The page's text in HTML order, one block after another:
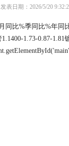
发表日期：2026/5/20
比%季同比%年同
1.73-0.87-1.81